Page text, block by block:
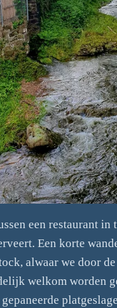
een restaurant in
Een korte
alwaar we door de
welkom worden